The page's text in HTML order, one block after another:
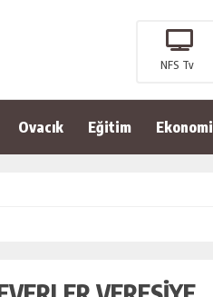
NFS Tv
Ovacık Eğitim Ekonomi